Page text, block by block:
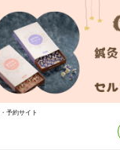
予約サイト